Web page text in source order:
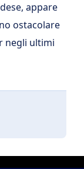
appare
ostacolare
negli ultimi